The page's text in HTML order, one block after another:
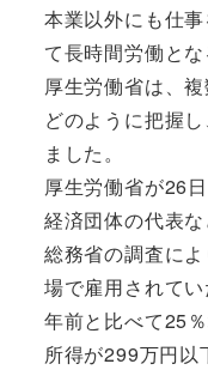
本業以外にも仕
て長時間労働と
厚生労働省は、
どのように把握
ました。
厚生労働省が26
経済団体の代表な
総務省の調査に
場で雇用されて
年前と比べて25
所得が299万円以